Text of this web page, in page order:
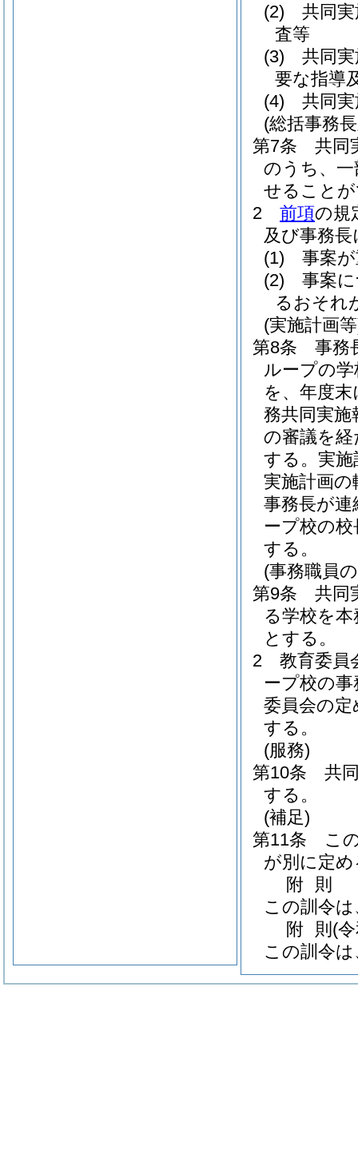
(2)
共同
査等
(3)
共同
要な指導
(4)
共同
(総括事務
第7条
共同
のうち、
せること
2
前項の規
及び事務
(1)
事案
(2)
事案
るおそれ
(実施計画
第8条
事務
ループの
を、年度
務共同実施
の審議を
する。 実
実施計画
事務長が
ープ校の
する。
(事務職員
第9条
共同
る学校を本
とする。
2
教育委員
ープ校の
委員会の
する。
(服務)
第10条
共
する。
(補足)
第11条
こ
が別に定
附 則
この訓令
附 則 (
この訓令